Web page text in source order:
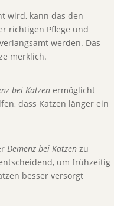
wird, kann das den
richtigen Pflege und
werden. Das
merklich.
bei Katzen ermöglicht
dass Katzen länger ein
Demenz bei Katzen zu
um frühzeitig
besser versorgt